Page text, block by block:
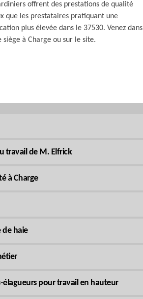
offrent des prestations de qualité
que les prestataires pratiquant une
plus élevée dans le 37530. Venez dans
siège à Charge ou sur le site.
travail de M. Elfrick
à Charge
de haie
pour travail en hauteur